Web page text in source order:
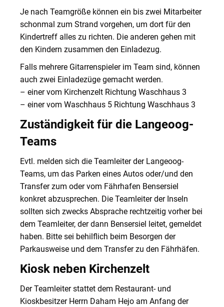
Je nach Teamgröße können ein bis zwei Mitarbeiter
schonmal zum Strand vorgehen, um dort für den
Kindertreff alles zu richten. Die anderen gehen mit
den Kindern zusammen den Einladezug.
Falls mehrere Gitarrenspieler im Team sind, können
auch zwei Einladezüge gemacht werden.
– einer vom Kirchenzelt Richtung Waschhaus 3
– einer vom Waschhaus 5 Richtung Waschhaus 3
Zuständigkeit für die Langeoog-
Teams
Evtl. melden sich die Teamleiter der Langeoog-
Teams, um das Parken eines Autos oder/und den
Transfer zum oder vom Fährhafen Bensersiel
konkret abzusprechen. Die Teamleiter der Inseln
sollten sich zwecks Absprache rechtzeitig vorher bei
dem Teamleiter, der dann Bensersiel leitet, gemeldet
haben. Bitte sei behilflich beim Besorgen der
Parkausweise und dem Transfer zu den Fährhäfen.
Kiosk neben Kirchenzelt
Der Teamleiter stattet dem Restaurant- und
Kioskbesitzer Herrn Daham Hejo am Anfang der